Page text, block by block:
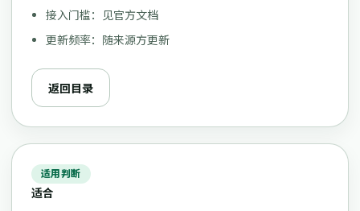
接入门槛：见官方文档
更新频率：随来源方更新
返回目录
适用判断
适合